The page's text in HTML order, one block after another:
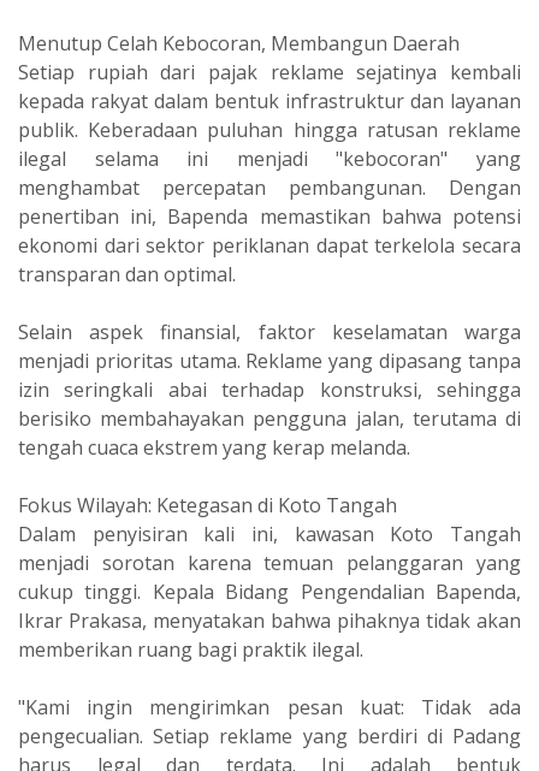
Menutup Celah Kebocoran, Membangun Daerah
Setiap rupiah dari pajak reklame sejatinya kembali
kepada rakyat dalam bentuk infrastruktur dan layanan
publik. Keberadaan puluhan hingga ratusan reklame
ilegal selama ini menjadi "kebocoran" yang
menghambat percepatan pembangunan. Dengan
penertiban ini, Bapenda memastikan bahwa potensi
ekonomi dari sektor periklanan dapat terkelola secara
transparan dan optimal.
Selain aspek finansial, faktor keselamatan warga
menjadi prioritas utama. Reklame yang dipasang tanpa
izin seringkali abai terhadap konstruksi, sehingga
berisiko membahayakan pengguna jalan, terutama di
tengah cuaca ekstrem yang kerap melanda.
Fokus Wilayah: Ketegasan di Koto Tangah
Dalam penyisiran kali ini, kawasan Koto Tangah
menjadi sorotan karena temuan pelanggaran yang
cukup tinggi. Kepala Bidang Pengendalian Bapenda,
Ikrar Prakasa, menyatakan bahwa pihaknya tidak akan
memberikan ruang bagi praktik ilegal.
"Kami ingin mengirimkan pesan kuat: Tidak ada
pengecualian. Setiap reklame yang berdiri di Padang
harus legal dan terdata. Ini adalah bentuk